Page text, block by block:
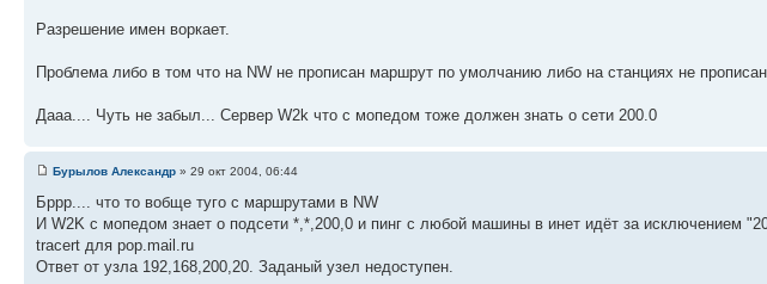
Разрешение имен воркает.
Проблема либо в том что на NW не прописан маршрут по умолчанию либо на станциях не
Дааа.... Чуть не забыл... Сервер W2k что с мопедом тоже должен знать о сети 200.0
Бурылов Александр » 29 окт 2004, 06:44
Бррр.... что то вобще туго с маршрутами в NW
И W2K c мопедом знает о подсети *,*,200,0 и пинг с любой машины в инет идёт за исключением
tracert для pop.mail.ru
Ответ от узла 192,168,200,20. Заданый узел недоступен.